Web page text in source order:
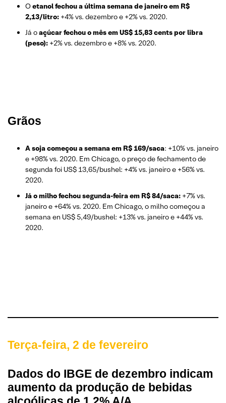
Oetanol fechou a última semana de janeiro em R$
2,13/litro: +4% vs. dezembro e +2% vs. 2020.
Já oaçúcar fechou o mês em US$ 15,83 cents por libra
(peso): +2% vs. dezembro e +8% vs. 2020.
Grãos
A soja começou a semana em R$ 169/saca: +10% vs. janeiro
e +98% vs. 2020. Em Chicago, o preço de fechamento de
segunda foi US$ 13,65/bushel: +4% vs. janeiro e +56% vs.
2020.
Já o milho fechou segunda-feira em R$ 84/saca: +7% vs.
janeiro e +64% vs. 2020. Em Chicago, o milho começou a
semana en US$ 5,49/bushel: +13% vs. janeiro e +44% vs.
2020.
Terça-feira, 2 de fevereiro
Dados do IBGE de dezembro indicam
aumento da produção de bebidas